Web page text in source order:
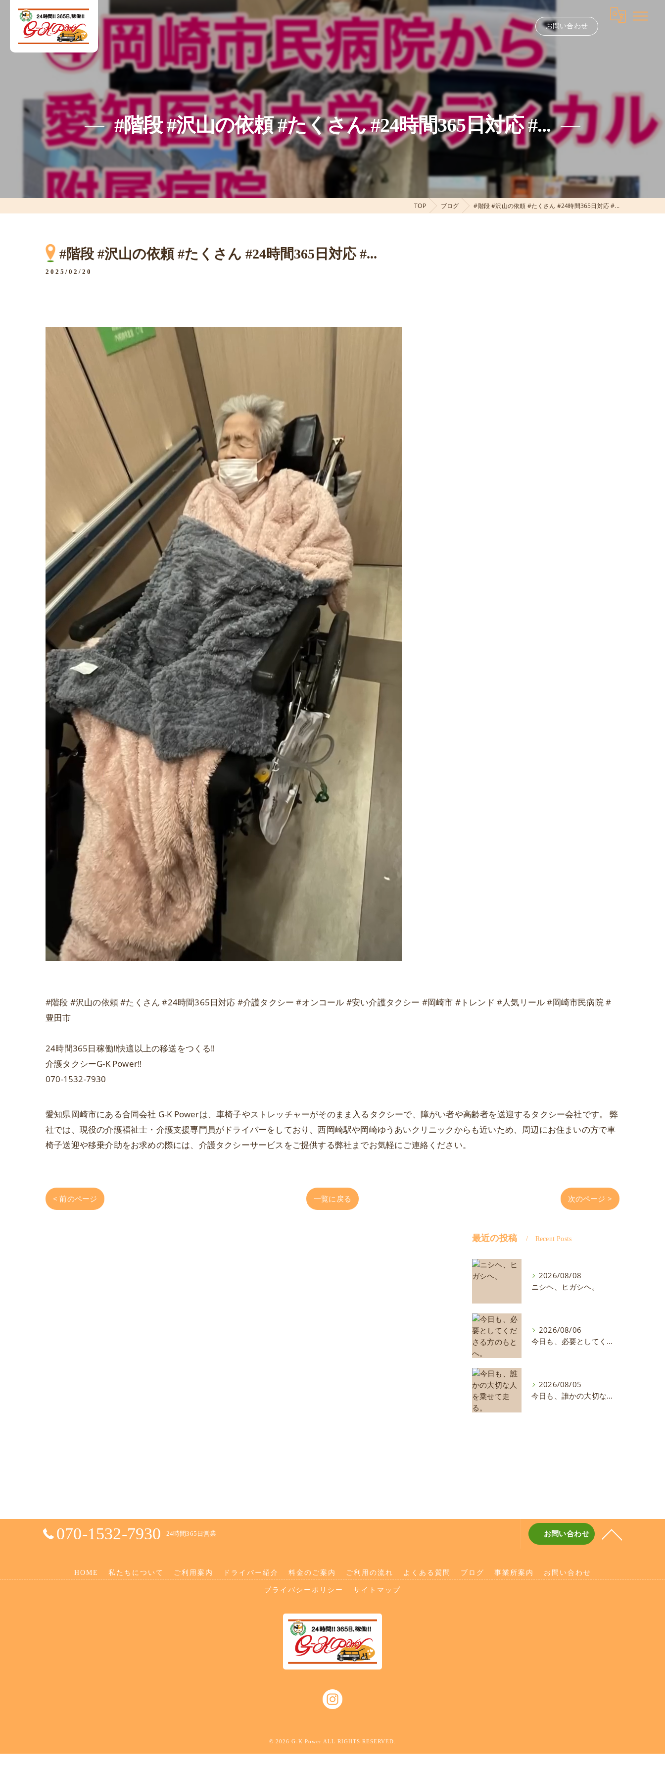
お問い合わせ
#階段 #沢山の依頼 #たくさん #24時間365日対応 #...
TOP ブログ #階段 #沢山の依頼 #たくさん #24時間365日対応 #...
#階段 #沢山の依頼 #たくさん #24時間365日対応 #...
2025/02/20
#階段 #沢山の依頼 #たくさん #24時間365日対応 #介護タクシー #オンコール #安い介護タクシー #岡崎市 #トレンド #人気リール #岡崎市民病院 #
豊田市
24時間365日稼働‼️快適以上の移送をつくる‼️
介護タクシーG-K Power‼️
070-1532-7930
愛知県岡崎市にある合同会社 G-K Powerは、車椅子やストレッチャーがそのまま入るタクシーで、障がい者や高齢者を送迎するタクシー会社です。 弊
社では、現役の介護福祉士・介護支援専門員がドライバーをしており、西岡崎駅や岡崎ゆうあいクリニックからも近いため、周辺にお住まいの方で車
椅子送迎や移乗介助をお求めの際には、介護タクシーサービスをご提供する弊社までお気軽にご連絡ください。
< 前のページ 一覧に戻る 次のページ >
最近の投稿 Recent Posts
2026/08/08
ニシヘ、ヒガシヘ。
2026/08/06
今日も、必要としてくださる方のもとへ。
2026/08/05
今日も、誰かの大切な人を乗せて走る。
070-1532-7930 24時間365日営業 お問い合わせ
HOME 私たちについて ご利用案内 ドライバー紹介 料金のご案内 ご利用の流れ よくある質問 ブログ 事業所案内 お問い合わせ
プライバシーポリシー サイトマップ
© 2026 G-K Power ALL RIGHTS RESERVED.